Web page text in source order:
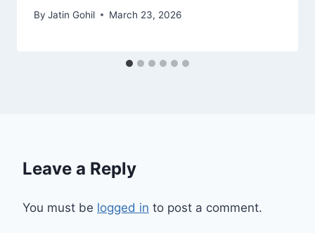
By Jatin Gohil March 23, 2026
Leave a Reply
You must be logged in to post a comment.